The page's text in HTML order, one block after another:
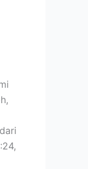
dari